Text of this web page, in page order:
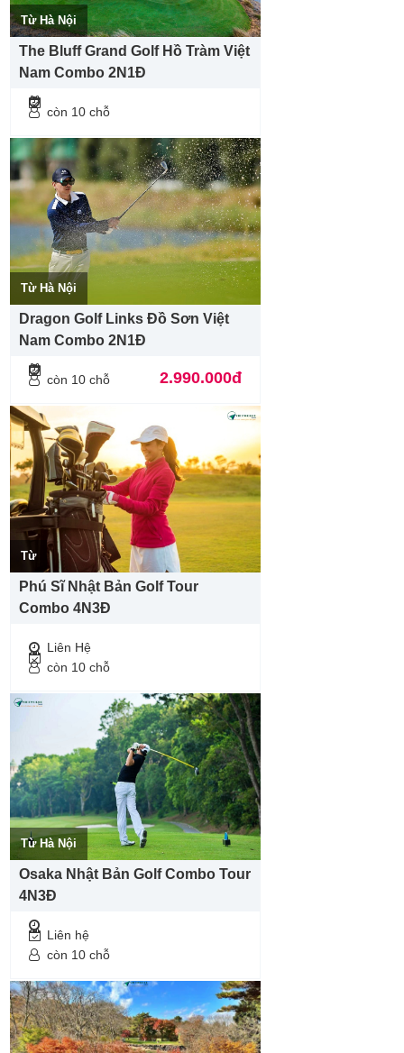
Từ Hà Nội
The Bluff Grand Golf Hồ Tràm Việt
Nam Combo 2N1Đ
còn 10 chỗ
Từ Hà Nội
Dragon Golf Links Đồ Sơn Việt
Nam Combo 2N1Đ
còn 10 chỗ 2.990.000đ
Từ
Phú Sĩ Nhật Bản Golf Tour
Combo 4N3Đ
Liên Hệ
còn 10 chỗ
Từ Hà Nội
Osaka Nhật Bản Golf Combo Tour
4N3Đ
Liên hệ
còn 10 chỗ